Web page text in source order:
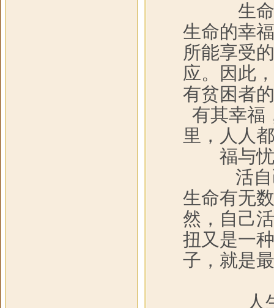
生
生命的幸
所能享受
应。因此
有贫困者
有其幸福
里，人人
福与
活
生命有无
然，自己
扭又是一
子，就是
人